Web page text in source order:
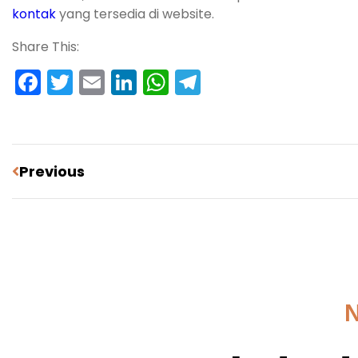
kontakyang tersedia di website.
Share This:
Facebook
Twitter
EmailLinkedIn
WhatsApp
Previous